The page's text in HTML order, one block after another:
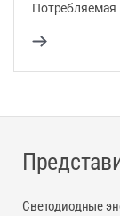
Светодиодные